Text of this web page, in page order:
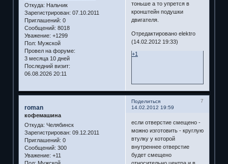
Откуда: Нальчик
Зарегистрирован: 07.10.2011
Приглашений: 0
Сообщений: 8018
Уважение: +1299
Пол: Мужской
Провел на форуме:
3 месяца 10 дней
Последний визит:
06.08.2026 20:11
тоньше а то упрется в
кронштейн подушки
двигателя.
Отредактировано elektro
(14.02.2012 19:33)
+1
Поделиться
7
14.02.2012 19:59
roman
кофемашина
Откуда: Челябинск
Зарегистрирован: 09.12.2011
Приглашений: 0
Сообщений: 300
Уважение: +11
если отверстие смещено -
можно изготовить - круглую
втулку у которой
внутреннее отверстие
будет смещено
относительно центра и в